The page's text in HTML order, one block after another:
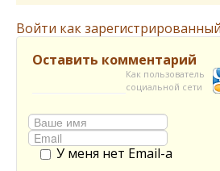
Войти как
Оставить комментарий
Как пользователь
социальной сети
У меня нет Email-а